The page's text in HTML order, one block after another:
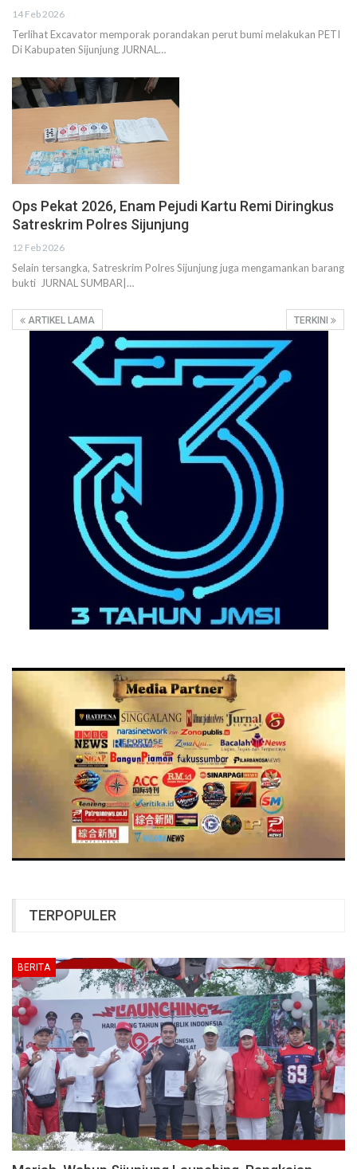
14 Feb 2026
Terlihat Excavator memporak porandakan perut bumi melakukan PETI
Di Kabupaten Sijunjung JURNAL…
Ops Pekat 2026, Enam Pejudi Kartu Remi Diringkus
Satreskrim Polres Sijunjung
12 Feb 2026
Selain tersangka, Satreskrim Polres Sijunjung juga mengamankan barang
bukti JURNAL SUMBAR|…
ARTIKEL LAMA TERKINI
TERPOPULER
BERITA